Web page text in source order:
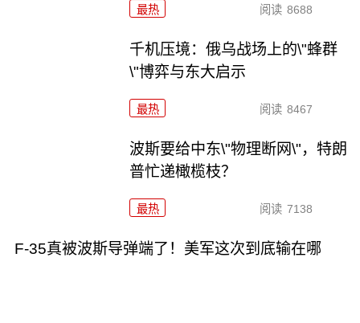
最热 阅读 8688
千机压境：俄乌战场上的\"蜂群
\"博弈与东大启示
最热 阅读 8467
波斯要给中东\"物理断网\"，特朗
普忙递橄榄枝？
最热 阅读 7138
F-35真被波斯导弹端了！美军这次到底输在哪